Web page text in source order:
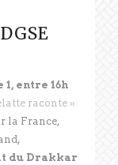
entre 16h
raconte »
la France,
du Drakkar